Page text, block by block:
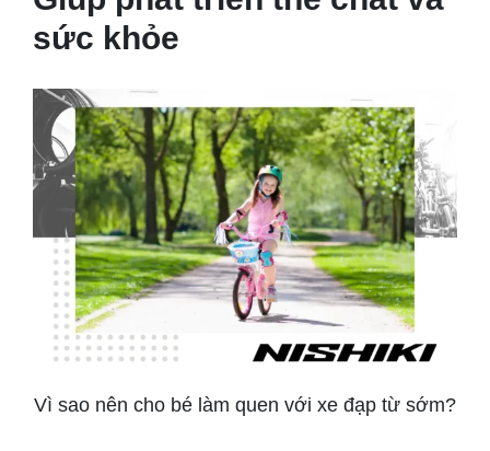
sức khỏe
Vì sao nên cho bé làm quen với xe đạp từ sớm?